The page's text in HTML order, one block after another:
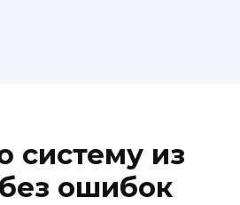
систему из
ошибок